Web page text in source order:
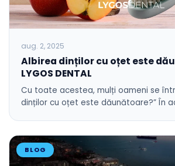
aug. 2, 2025
Albirea dinților cu oțet este
LYGOS DENTAL
Cu toate acestea, mulți oameni se
dinților cu oțet este dăunătoare?” În
BLOG